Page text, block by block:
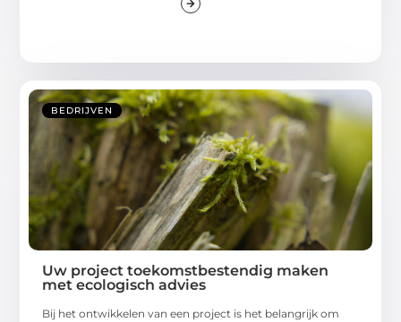
BEDRIJVEN
Uw project toekomstbestendig maken
met ecologisch advies
Bij het ontwikkelen van een project is het belangrijk om